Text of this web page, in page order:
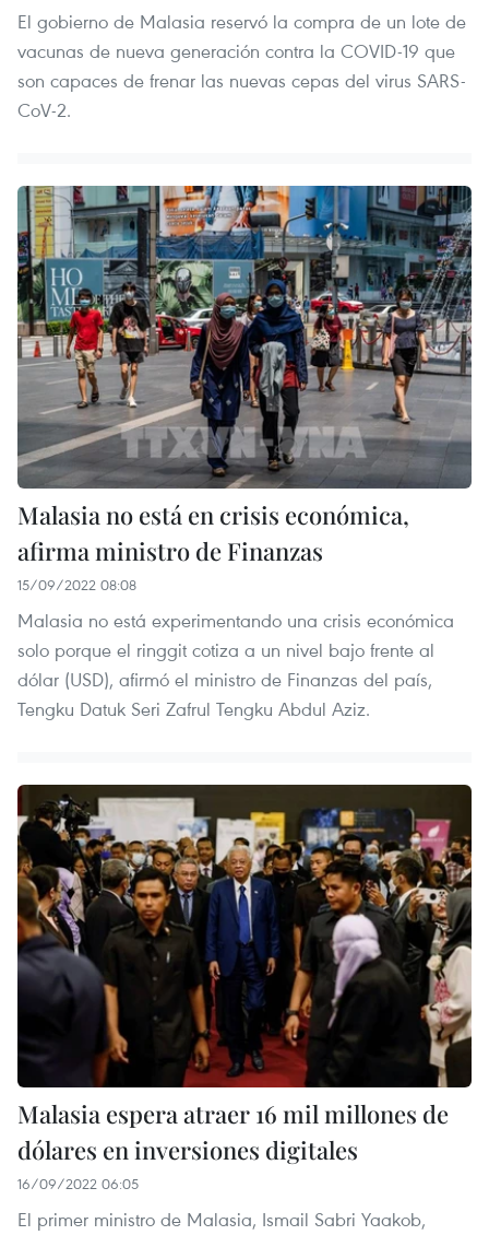
El gobierno de Malasia reservó la compra de un lote de
vacunas de nueva generación contra la COVID-19 que
son capaces de frenar las nuevas cepas del virus SARS-
CoV-2.
Malasia no está en crisis económica,
afirma ministro de Finanzas
15/09/2022 08:08
Malasia no está experimentando una crisis económica
solo porque el ringgit cotiza a un nivel bajo frente al
dólar (USD), afirmó el ministro de Finanzas del país,
Tengku Datuk Seri Zafrul Tengku Abdul Aziz.
Malasia espera atraer 16 mil millones de
dólares en inversiones digitales
16/09/2022 06:05
El primer ministro de Malasia, Ismail Sabri Yaakob,